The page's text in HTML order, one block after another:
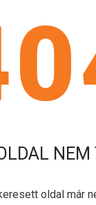
oldal már